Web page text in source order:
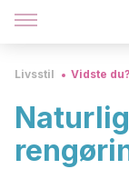
Livsstil Vidste du?